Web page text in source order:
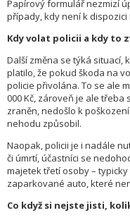
Papírový formulář nezmizí
případy, kdy není k
Kdy volat policii a kdy to
Další změna se týká situací,
platilo, že pokud škoda na
policie přivolána. To se ale
000 Kč, zároveň je ale
zraněn, nedošlo k
nehodu způsobil.
Naopak, policii je i nadále
či úmrtí, účastníci se
majetek třetí osoby –
zaparkované auto, které
Co když si nejste jisti,